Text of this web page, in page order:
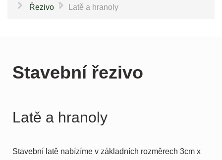
Řezivo \ Latě a hranoly
Stavební řezivo
Latě a hranoly
Stavební latě nabízíme v základních rozměrech 3cm x